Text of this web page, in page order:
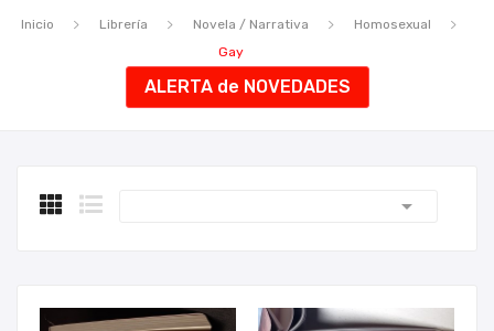
Inicio Librería Novela / Narrativa
Homosexual
Gay
ALERTA de NOVEDADES
